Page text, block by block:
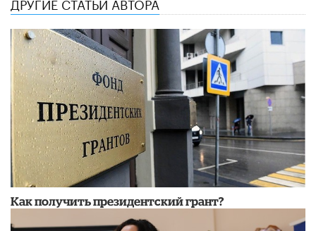
​Как получить президентский грант?